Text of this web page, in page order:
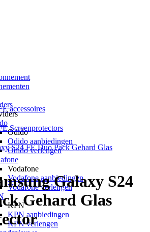
Odido
Odido aanbiedingen
Odido verlengen
Vodafone
Vodafone aanbiedingen
Vodafone verlengen
KPN
KPN aanbiedingen
KPN verlengen
accessoires
Screenprotectors
S24 FE Duo Pack Gehard Glas
Galaxy S24
Gehard Glas